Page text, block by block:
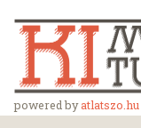
powered byatlatszo.hu